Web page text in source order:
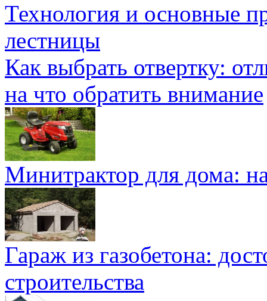
Технология и основные
лестницы
Как выбрать отвертку:
на что обратить внимание
Минитрактор для дома:
Гараж из газобетона:
строительства